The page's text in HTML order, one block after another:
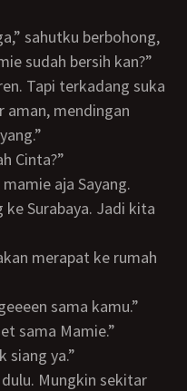
sudah bersih kan?”
aman, mendingan
Cinta?”
ke Surabaya. Jadi kita
sama kamu.”
sama Mamie.”
siang ya.”